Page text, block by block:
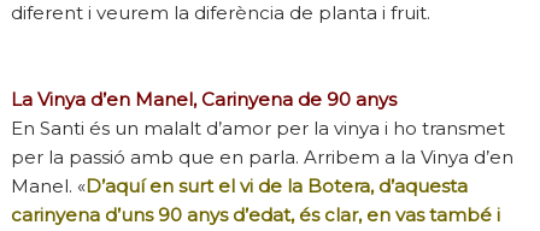
diferent i veurem la diferència de planta i fruit.
La Vinya d’en Manel, Carinyena de 90 anys
En Santi és un malalt d’amor per la vinya i ho transmet
per la passió amb que en parla. Arribem a la Vinya d’en
Manel. «D’aquí en surt el vi de la Botera, d’aquesta
carinyena d’uns 90 anys d’edat, és clar, en vas també i